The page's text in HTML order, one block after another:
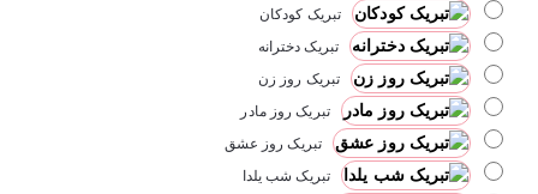
تبریک کودکان
تبریک دخترانه
تبریک روز زن
تبریک روز مادر
تبریک روز عشق
تبریک شب یلدا